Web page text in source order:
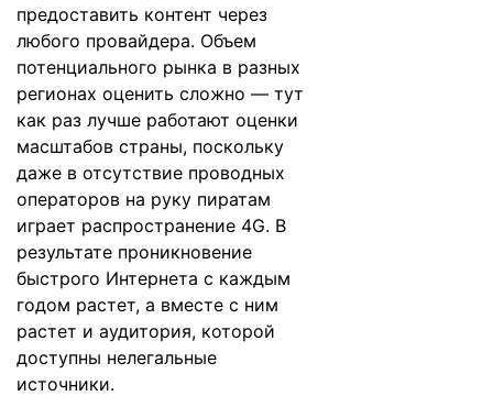
предоставить контент через
любого провайдера. Объем
потенциального рынка в разных
регионах оценить сложно — тут
как раз лучше работают оценки
масштабов страны, поскольку
даже в отсутствие проводных
операторов на руку пиратам
играет распространение 4G. В
результате проникновение
быстрого Интернета с каждым
годом растет, а вместе с ним
растет и аудитория, которой
доступны нелегальные
источники.